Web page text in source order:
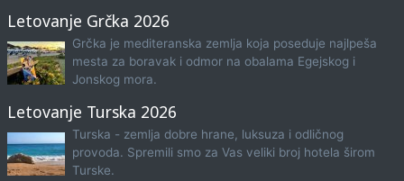
Letovanje Grčka 2026
Grčka je mediteranska zemlja koja poseduje najlpeša
mesta za boravak i odmor na obalama Egejskog i
Jonskog mora.
Letovanje Turska 2026
Turska - zemlja dobre hrane, luksuza i odličnog
provoda. Spremili smo za Vas veliki broj hotela širom
Turske.